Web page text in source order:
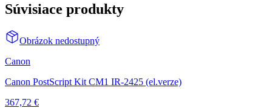
Súvisiace produkty
Obrázok nedostupný
Canon
Canon PostScript Kit CM1 IR-2425 (el.verze)
367,72 €